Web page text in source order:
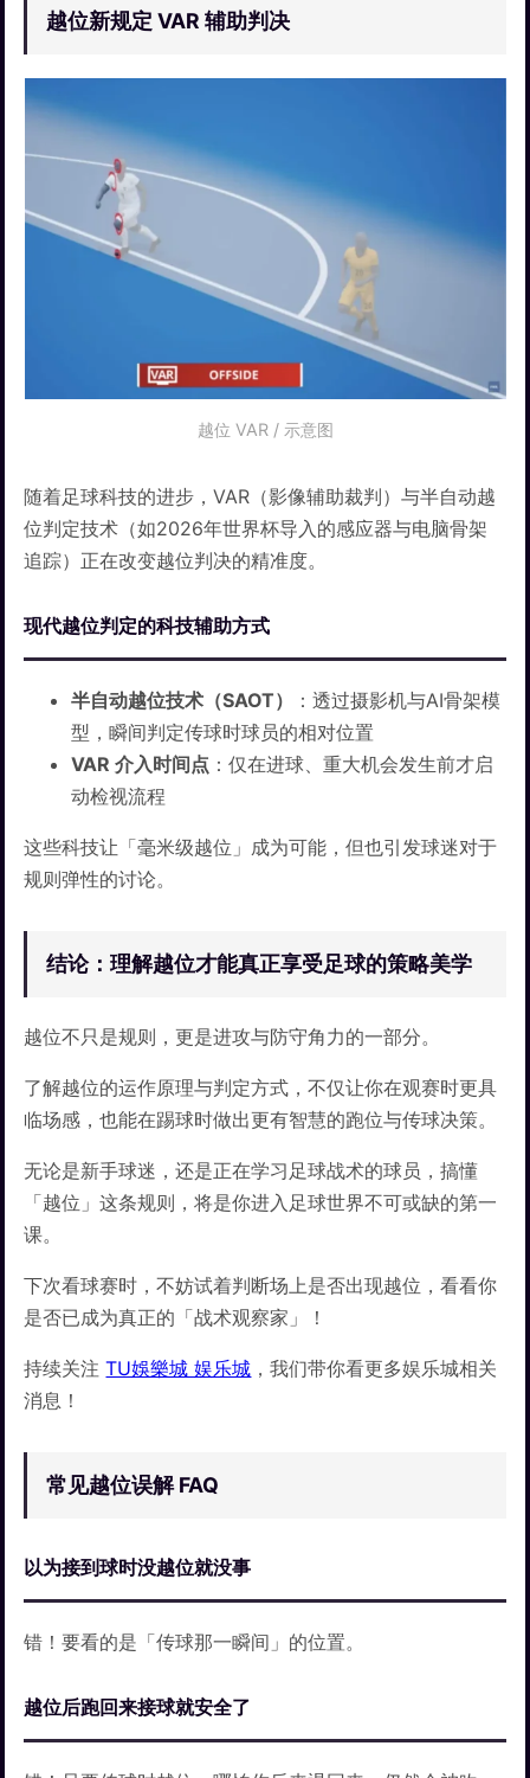
越位新规定 VAR 辅助判决
越位 VAR / 示意图
随着足球科技的进步，VAR（影像辅助裁判）与半自动越
位判定技术（如2026年世界杯导入的感应器与电脑骨架
追踪）正在改变越位判决的精准度。
现代越位判定的科技辅助方式
半自动越位技术（SAOT）
：透过摄影机与AI骨架模
型，瞬间判定传球时球员的相对位置
VAR 介入时间点 ：仅在进球、重大机会发生前才启
动检视流程
这些科技让「毫米级越位」成为可能，但也引发球迷对于
规则弹性的讨论。
结论：理解越位才能真正享受足球的策略美学
越位不只是规则，更是进攻与防守角力的一部分。
了解越位的运作原理与判定方式，不仅让你在观赛时更具
临场感，也能在踢球时做出更有智慧的跑位与传球决策。
无论是新手球迷，还是正在学习足球战术的球员，搞懂
「越位」这条规则，将是你进入足球世界不可或缺的第一
课。
下次看球赛时，不妨试着判断场上是否出现越位，看看你
是否已成为真正的「战术观察家」！
持续关注TU娛樂城 娱乐城 ，我们带你看更多娱乐城相关
消息！
常见越位误解 FAQ
以为接到球时没越位就没事
错！要看的是「传球那一瞬间」的位置。
越位后跑回来接球就安全了